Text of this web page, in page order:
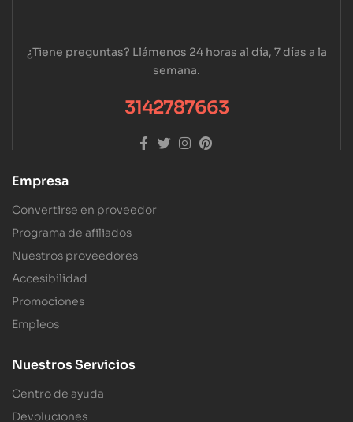
¿Tiene preguntas? Llámenos 24 horas al día, 7 días a la
semana.
3142787663
Empresa
Convertirse en proveedor
Programa de afiliados
Nuestros proveedores
Accesibilidad
Promociones
Empleos
Nuestros Servicios
Centro de ayuda
Devoluciones